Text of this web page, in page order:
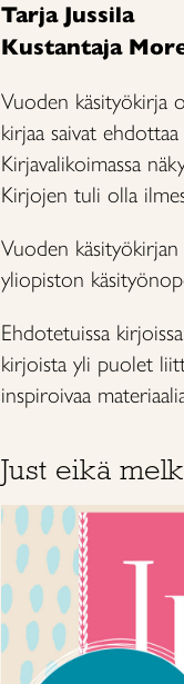
Tarja Jussila
Kustantaja
Vuoden käsityökirja
kirjaa saivat
Kirjavalikoimassa
Kirjojen tuli olla
Vuoden
yliopiston
Ehdotetuissa
kirjoista yli puolet
inspiroivaa
Just eikä